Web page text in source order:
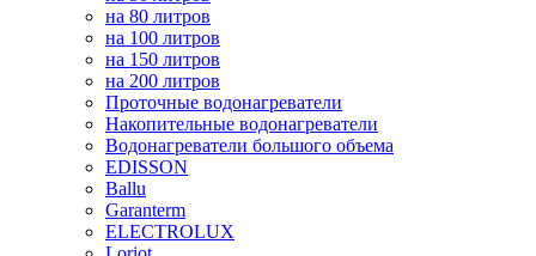
на 80 литров
на 100 литров
на 150 литров
на 200 литров
Проточные водонагреватели
Накопительные водонагреватели
Водонагреватели большого объема
EDISSON
Ballu
Garanterm
ELECTROLUX